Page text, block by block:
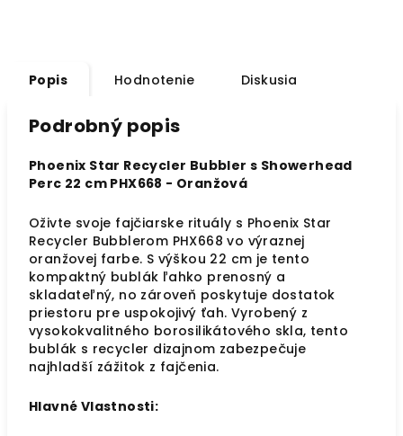
Popis Hodnotenie Diskusia
Podrobný popis
Phoenix Star Recycler Bubbler s Showerhead
Perc 22 cm PHX668 - Oranžová
Oživte svoje fajčiarske rituály s Phoenix Star
Recycler Bubblerom PHX668 vo výraznej
oranžovej farbe. S výškou 22 cm je tento
kompaktný bublák ľahko prenosný a
skladateľný, no zároveň poskytuje dostatok
priestoru pre uspokojivý ťah. Vyrobený z
vysokokvalitného borosilikátového skla, tento
bublák s recycler dizajnom zabezpečuje
najhladší zážitok z fajčenia.
Hlavné Vlastnosti: